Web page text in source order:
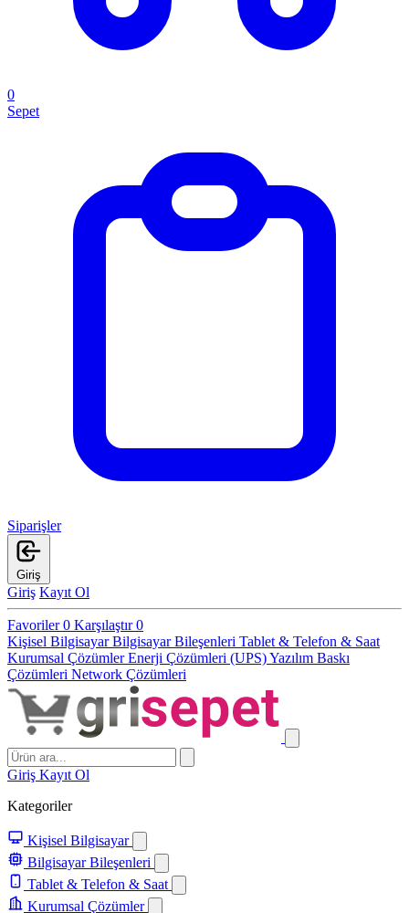
0
Sepet
Siparişler
Giriş
Giriş Kayıt Ol
Favoriler0 Karşılaştır0
Kişisel BilgisayarBilgisayar Bileşenleri Tablet & Telefon & Saat
Kurumsal ÇözümlerEnerji Çözümleri (UPS)Yazılım Baskı
Çözümleri Network Çözümleri
Giriş Kayıt Ol
Kategoriler
Kişisel Bilgisayar
Bilgisayar Bileşenleri
Tablet & Telefon & Saat
Kurumsal Çözümler